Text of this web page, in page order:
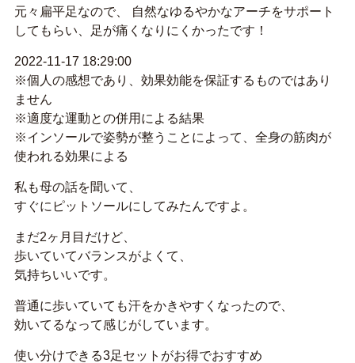
元々扁平足なので、 自然なゆるやかなアーチをサポート
してもらい、足が痛くなりにくかったです！
2022-11-17 18:29:00
※個人の感想であり、効果効能を保証するものではあり
ません
※適度な運動との併用による結果
※インソールで姿勢が整うことによって、全身の筋肉が
使われる効果による
私も母の話を聞いて、
すぐにピットソールにしてみたんですよ。
まだ2ヶ月目だけど、
歩いていてバランスがよくて、
気持ちいいです。
普通に歩いていても汗をかきやすくなったので、
効いてるなって感じがしています。
使い分けできる3足セットがお得でおすすめ